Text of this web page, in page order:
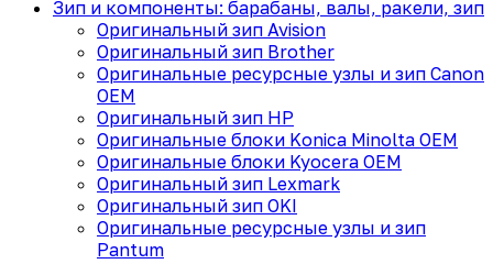
Зип и компоненты: барабаны, валы, ракели, зип
Оригинальный зип Avision
Оригинальный зип Brother
Оригинальные ресурсные узлы и зип Canon
OEM
Оригинальный зип HP
Оригинальные блоки Konica Minolta OEM
Оригинальные блоки Kyocera OEM
Оригинальный зип Lexmark
Оригинальный зип OKI
Оригинальные ресурсные узлы и зип
Pantum